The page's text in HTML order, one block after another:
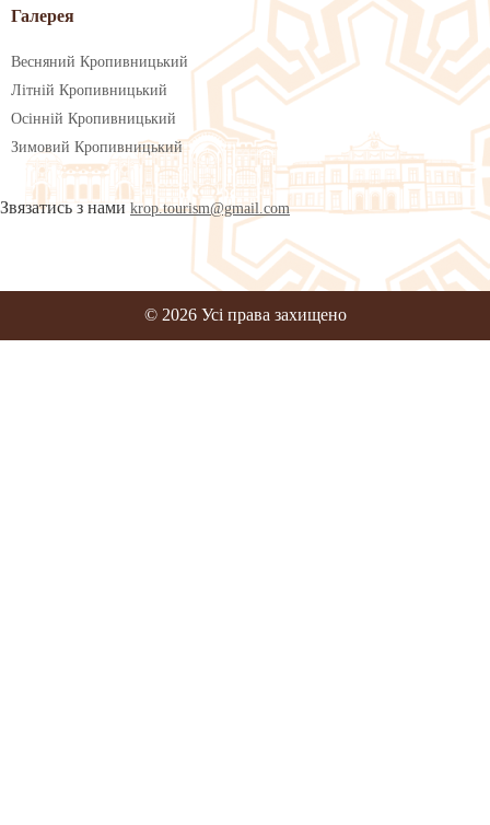
Галерея
Весняний Кропивницький
Літній Кропивницький
Осінній Кропивницький
Зимовий Кропивницький
Звязатись з нами krop.tourism@gmail.com
© 2026 Усі права захищено